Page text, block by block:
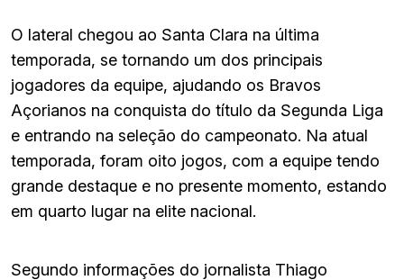
O lateral chegou ao Santa Clara na última
temporada, se tornando um dos principais
jogadores da equipe, ajudando os Bravos
Açorianos na conquista do título da Segunda Liga
e entrando na seleção do campeonato. Na atual
temporada, foram oito jogos, com a equipe tendo
grande destaque e no presente momento, estando
em quarto lugar na elite nacional.
Segundo informações do jornalista Thiago